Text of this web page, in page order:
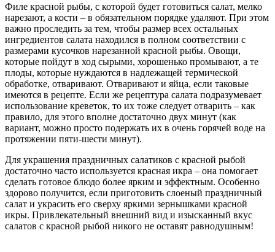
Филе красной рыбы, с которой будет готовиться салат, мелко
нарезают, а кости – в обязательном порядке удаляют. При этом
важно проследить за тем, чтобы размер всех остальных
ингредиентов салата находился в полном соответствии с
размерами кусочков нарезанной красной рыбы. Овощи,
которые пойдут в ход сырыми, хорошенько промывают, а те
плоды, которые нуждаются в надлежащей термической
обработке, отваривают. Отваривают и яйца, если таковые
имеются в рецепте. Если же рецептура салата подразумевает
использование креветок, то их тоже следует отварить – как
правило, для этого вполне достаточно двух минут (как
вариант, можно просто подержать их в очень горячей воде на
протяжении пяти-шести минут).
Для украшения праздничных салатиков с красной рыбой
достаточно часто используется красная икра – она помогает
сделать готовое блюдо более ярким и эффектным. Особенно
здорово получится, если приготовить слоеный праздничный
салат и украсить его сверху яркими зернышками красной
икры. Привлекательный внешний вид и изысканный вкус
салатов с красной рыбой никого не оставят равнодушным!